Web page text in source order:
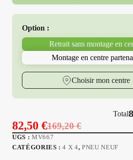
Pneus
Neufs
225/65R17
102
ECOSPEED2
SUV
Option :
Retrait sans montage en
Montage en centre
Choisir mon centre
Total
169,20€
Le
prix
82,50 €Le
prix
UGS : MV667
CATÉGORIES :4 X 4,PNEU NEUF